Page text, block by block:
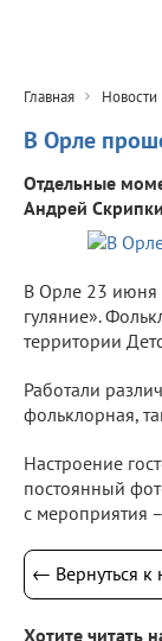
Главная Новости
В Орле
Отдельные
Андрей
В Орле 23 июня
гуляние».
территории
Работали
фольклорная,
Настроение
постоянный
с мероприятия
← Вернуться к
Хотите читать